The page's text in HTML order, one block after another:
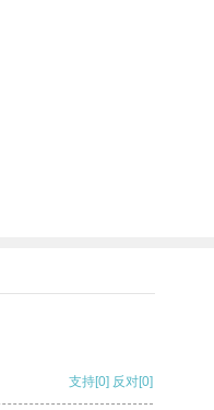
支持[0] 反对[0]